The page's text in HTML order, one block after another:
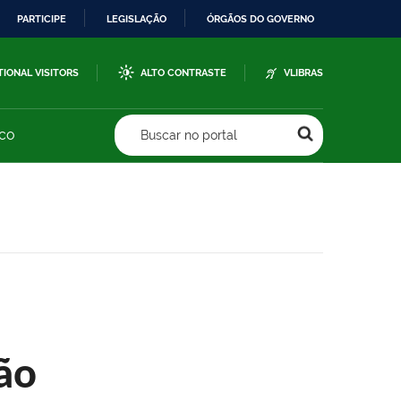
PARTICIPE LEGISLAÇÃO ÓRGÃOS DO GOVERNO
VISITORS ALTO CONTRASTE VLIBRAS
Buscar no portal